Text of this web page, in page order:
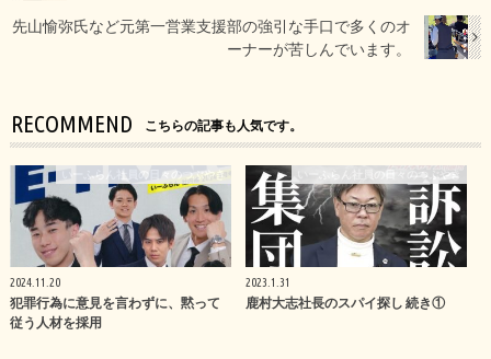
先山愉弥氏など元第一営業支援部の強引な手口で多くのオ
ーナーが苦しんでいます。
RECOMMEND こちらの記事も人気です。
いーふらん社員の日々のつぶやき
2024.11.20
犯罪行為に意見を言わずに、黙って
従う人材を採用
いーふらん社員の日々のつぶやき
2023.1.31
鹿村大志社長のスパイ探し 続き①